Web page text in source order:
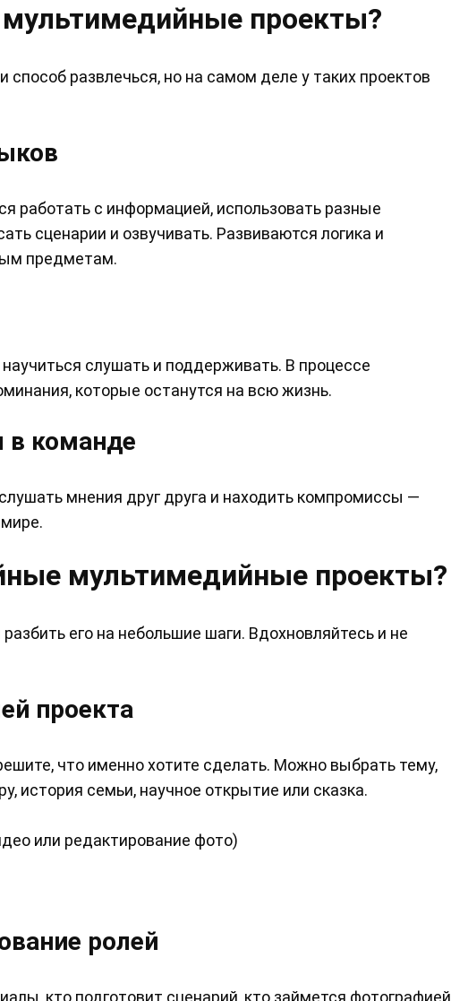
проекты?
развлечься, но на самом деле у таких проектов
работать с информацией, использовать разные
сценарии и озвучивать. Развиваются логика и
предметам.
слушать и поддерживать. В процессе
которые останутся на всю жизнь.
в команде
мнения друг друга и находить компромиссы —
мультимедийные проекты?
его на небольшие шаги. Вдохновляйтесь и не
проекта
что именно хотите сделать. Можно выбрать тему,
история семьи, научное открытие или сказка.
или редактирование фото)
ролей
кто подготовит сценарий, кто займется фотографией